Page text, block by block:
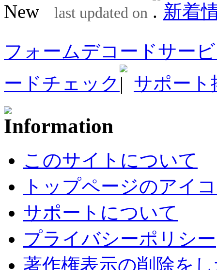
last updated on
新着
フォームデコードサー
ードチェック
サポート
このサイトについて
トップページのアイ
サポートについて
プライバシーポリシー
著作権表示の削除を